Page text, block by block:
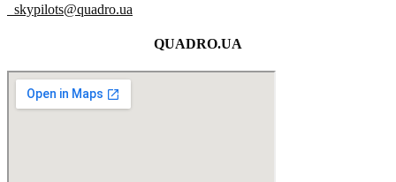
skypilots@quadro.ua
QUADRO.UA